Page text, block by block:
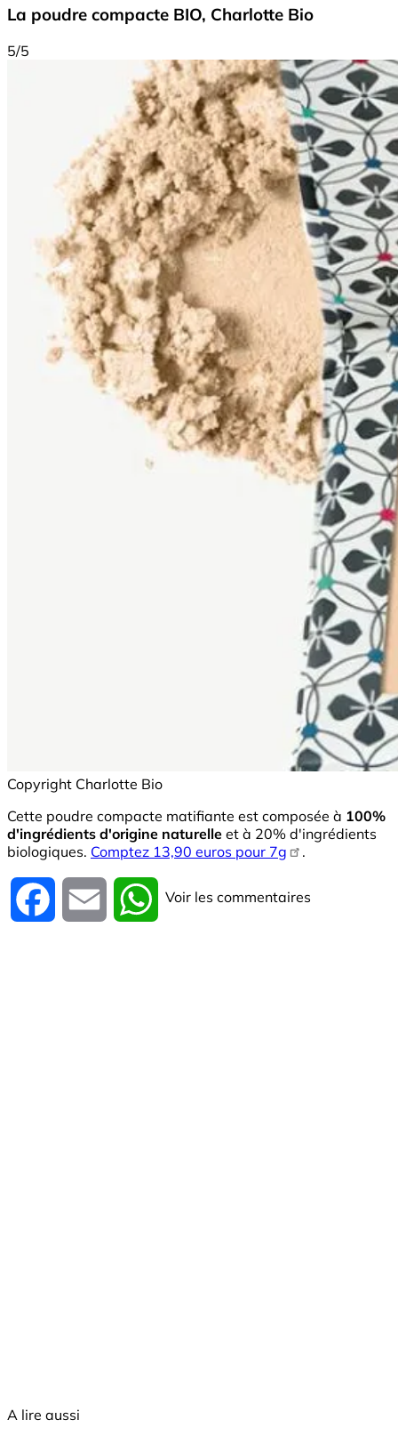
La poudre compacte BIO, Charlotte Bio
5/5
Copyright Charlotte Bio
Cette poudre compacte matifiante est composée à 100%
d'ingrédients d'origine naturelle et à 20% d'ingrédients
biologiques. Comptez 13,90 euros pour 7g .
Facebook Email WhatsApp
Voir les commentaires
A lire aussi